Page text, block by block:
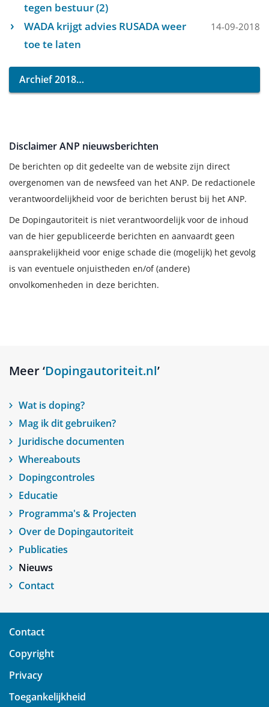
tegen bestuur (2)
WADA krijgt advies RUSADA weer
toe te laten
14-09-2018
Archief 2018
Disclaimer ANP nieuwsberichten
De berichten op dit gedeelte van de website zijn direct
overgenomen van de newsfeed van het ANP. De redactionele
verantwoordelijkheid voor de berichten berust bij het ANP.
De Dopingautoriteit is niet verantwoordelijk voor de inhoud
van de hier gepubliceerde berichten en aanvaardt geen
aansprakelijkheid voor enige schade die (mogelijk) het gevolg
is van eventuele onjuistheden en/of (andere)
onvolkomenheden in deze berichten.
Meer ‘Dopingautoriteit.nl’
Wat is doping?
Mag ik dit gebruiken?
Juridische documenten
Whereabouts
Dopingcontroles
Educatie
Programma's & Projecten
Over de Dopingautoriteit
Publicaties
Nieuws
Contact
Contact
Copyright
Privacy
Toegankelijkheid